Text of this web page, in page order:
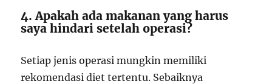
4. Apakah ada makanan yang harus
saya hindari setelah operasi?
Setiap jenis operasi mungkin memiliki
rekomendasi diet tertentu. Sebaiknya